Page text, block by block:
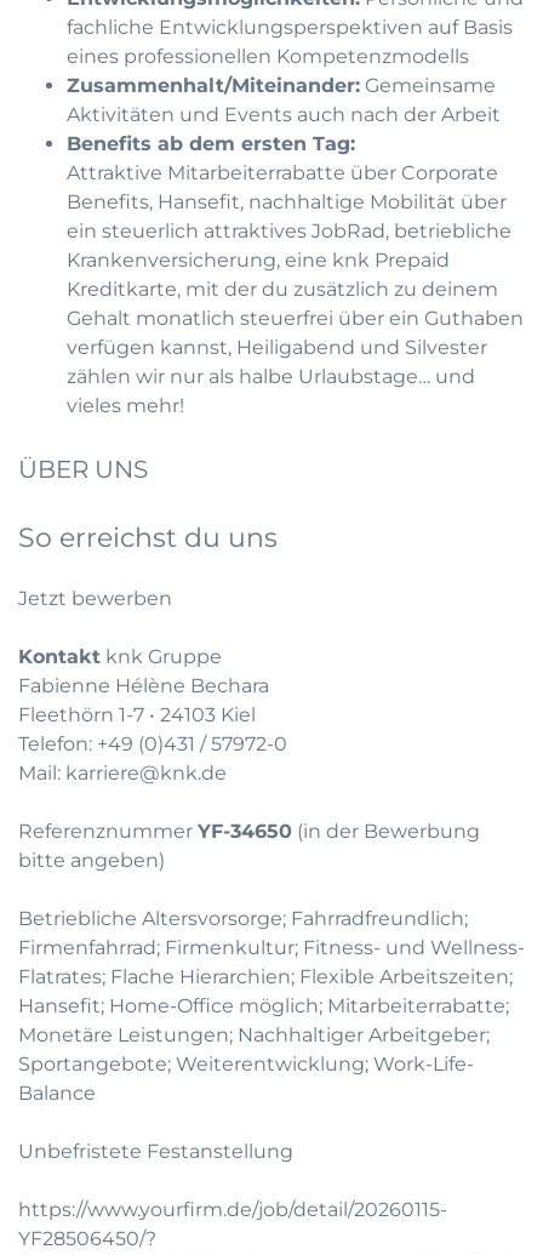
fachliche Entwicklungsperspektiven auf Basis
eines professionellen Kompetenzmodells
Zusammenhalt/Miteinander: Gemeinsame
Aktivitäten und Events auch nach der Arbeit
Benefits ab dem ersten Tag:
Attraktive Mitarbeiterrabatte über Corporate
Benefits, Hansefit, nachhaltige Mobilität über
ein steuerlich attraktives JobRad, betriebliche
Krankenversicherung, eine knk Prepaid
Kreditkarte, mit der du zusätzlich zu deinem
Gehalt monatlich steuerfrei über ein Guthaben
verfügen kannst, Heiligabend und Silvester
zählen wir nur als halbe Urlaubstage… und
vieles mehr!
ÜBER UNS
So erreichst du uns
Jetzt bewerben
Kontakt knk Gruppe
Fabienne Hélène Bechara
Fleethörn 1-7 • 24103 Kiel
Telefon: +49 (0)431 / 57972-0
Mail: karriere@knk.de
Referenznummer YF-34650 (in der Bewerbung
bitte angeben)
Betriebliche Altersvorsorge; Fahrradfreundlich;
Firmenfahrrad; Firmenkultur; Fitness- und Wellness-
Flatrates; Flache Hierarchien; Flexible Arbeitszeiten;
Hansefit; Home-Office möglich; Mitarbeiterrabatte;
Monetäre Leistungen; Nachhaltiger Arbeitgeber;
Sportangebote; Weiterentwicklung; Work-Life-
Balance
Unbefristete Festanstellung
https://www.yourfirm.de/job/detail/20260115-
YF28506450/?